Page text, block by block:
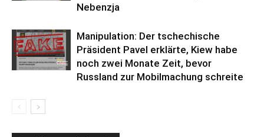
Nebenzja
Manipulation: Der tschechische
Präsident Pavel erklärte, Kiew habe
noch zwei Monate Zeit, bevor
Russland zur Mobilmachung schreite